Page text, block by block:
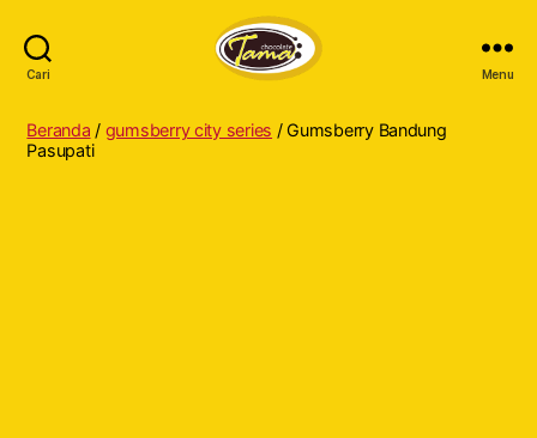
Cari
Cokelat
Menu
Beranda / gumsberry city series / Gumsberry Bandung
Pasupati